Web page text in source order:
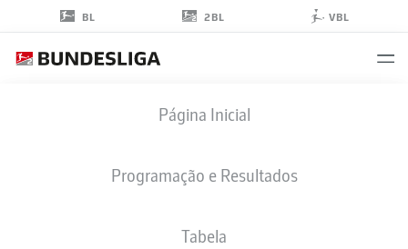
BL 2BL VBL
Página Inicial
Programação e Resultados
Tabela